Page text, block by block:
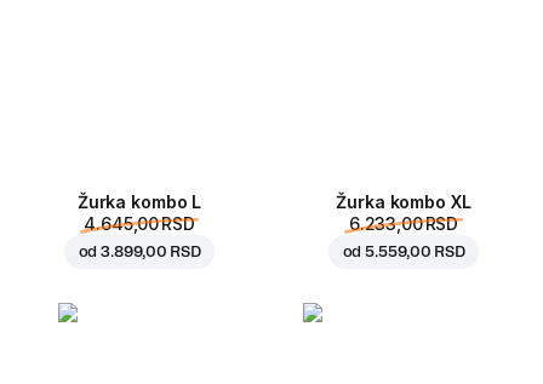
Žurka kombo L
4.645,00 RSD
od3.899,00 RSD
Žurka kombo XL
6.233,00 RSD
od5.559,00 RSD